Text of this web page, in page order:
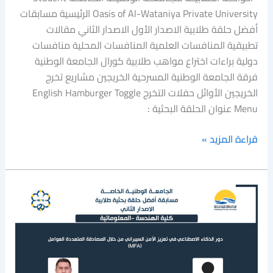
Oasis of Al-Wataniya Private University الرئيسية مسابقات
أفضل حلقة طلابية الاصدار الأول الاصدار الثاني مقالات
تطبيقية المنافسات العلمية المنافسات المحلية منافسات
دولية براءات اختراع مواهب طلابية كورال الجامعة الوطنية
فرقة الجامعة الوطنية المسرحية الخريجين مشاريع تخرج
الخريجين الأوائل حفلات التخرج English Hamburger Toggle
Menu عنوان الحلقة البحثية :
قراءة المزيد »
دور
الذكاء
الاصطناعي